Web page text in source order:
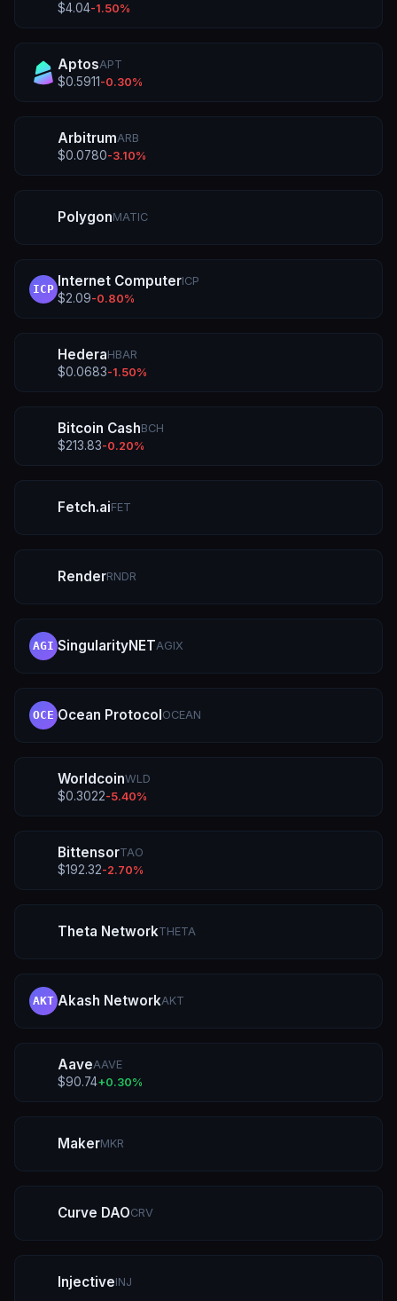
$4.04-1.50%
AptosAPT
$0.5911 -0.30%
ArbitrumARB
$0.0780-3.10%
PolygonMATIC
ICP Internet ComputerICP
$2.09-0.80%
HederaHBAR
$0.0683-1.50%
Bitcoin CashBCH
$213.83-0.20%
Fetch.aiFET
RenderRNDR
AGI SingularityNETAGIX
OCE Ocean ProtocolOCEAN
WorldcoinWLD
$0.3022-5.40%
BittensorTAO
$192.32-2.70%
Theta NetworkTHETA
AKT Akash NetworkAKT
AaveAAVE
$90.74+0.30%
MakerMKR
Curve DAOCRV
InjectiveINJ